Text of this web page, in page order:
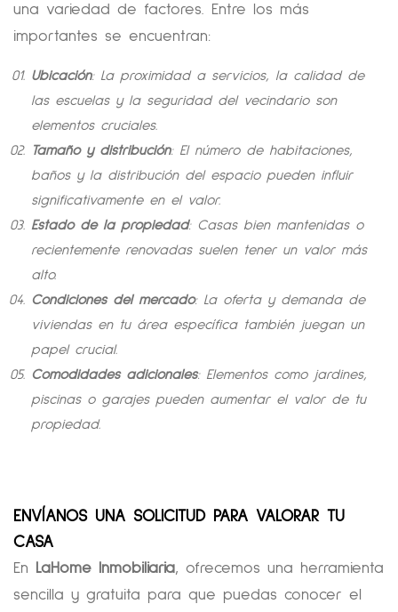
una variedad de factores. Entre los más
importantes se encuentran:
Ubicación: La proximidad a servicios, la calidad de
las escuelas y la seguridad del vecindario son
elementos cruciales.
Tamaño y distribución: El número de habitaciones,
baños y la distribución del espacio pueden influir
significativamente en el valor.
Estado de la propiedad: Casas bien mantenidas o
recientemente renovadas suelen tener un valor más
alto.
Condiciones del mercado: La oferta y demanda de
viviendas en tu área específica también juegan un
papel crucial.
Comodidades adicionales: Elementos como jardines,
piscinas o garajes pueden aumentar el valor de tu
propiedad.
ENVÍANOS UNA SOLICITUD PARA VALORAR TU
CASA
En LaHome Inmobiliaria, ofrecemos una herramienta
sencilla y gratuita para que puedas conocer el